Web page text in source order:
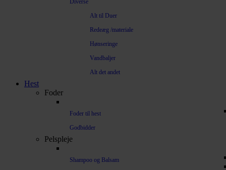
Diverse
Alt til Duer
Redeæg /materiale
Hønseringe
Vandbaljer
Alt det andet
Hest
Foder
Foder til hest
Godbidder
Pelspleje
Shampoo og Balsam